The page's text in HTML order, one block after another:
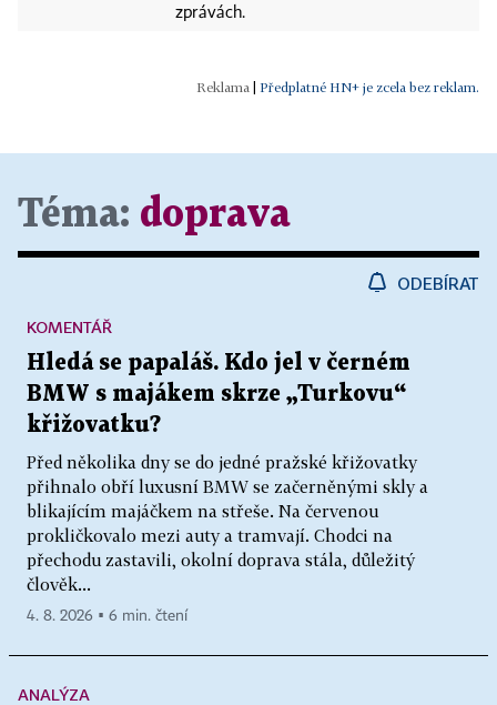
zprávách.
Předplatné HN+ je zcela bez reklam.
Téma: doprava
ODEBÍRAT
Hledá se papaláš. Kdo jel v černém
BMW s majákem skrze „Turkovu“
křižovatku?
Před několika dny se do jedné pražské křižovatky
přihnalo obří luxusní BMW se začerněnými skly a
blikajícím majáčkem na střeše. Na červenou
prokličkovalo mezi auty a tramvají. Chodci na
přechodu zastavili, okolní doprava stála, důležitý
člověk...
KOMENTÁŘ
4. 8. 2026 ▪ 6 min. čtení
ANALÝZA